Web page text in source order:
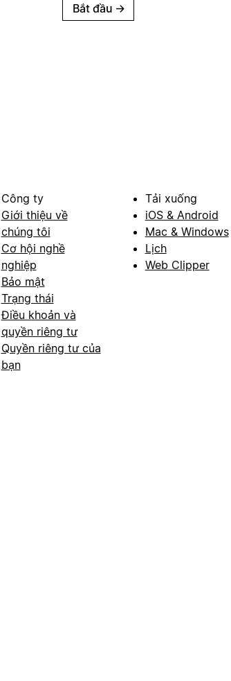
Bắt đầu →
Công ty
Giới thiệu về
chúng tôi
Cơ hội nghề
nghiệp
Bảo mật
Trạng thái
Điều khoản và
quyền riêng tư
Quyền riêng tư của
bạn
Tải xuống
iOS & Android
Mac & Windows
Lịch
Web Clipper